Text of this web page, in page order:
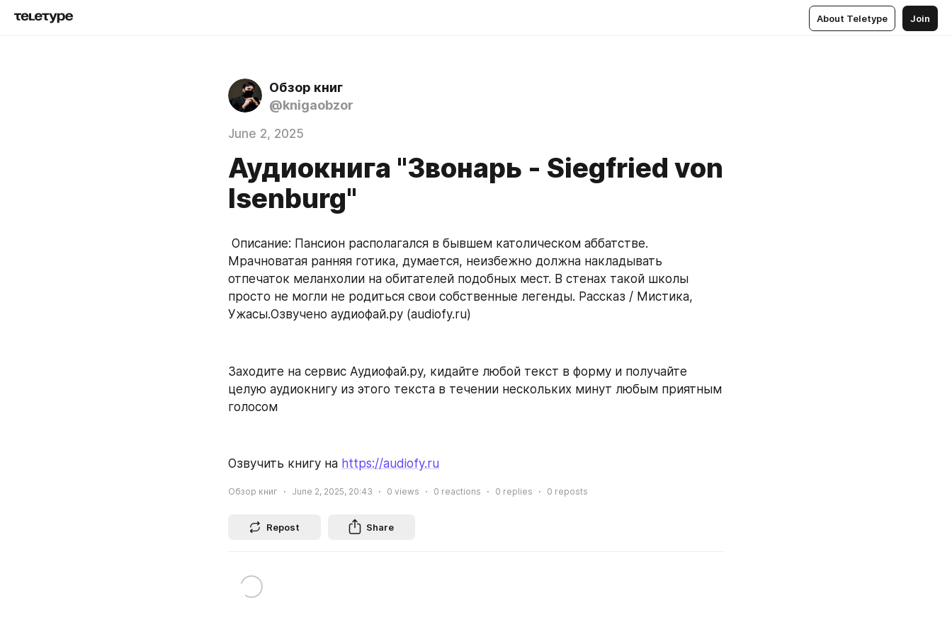
About Teletype Join
Обзор книг
@knigaobzor
June 2, 2025
Аудиокнига "Звонарь - Siegfried von
Isenburg"
Мрачноватая ранняя готика, думается, неизбежно должна накладывать
отпечаток меланхолии на обитателей подобных мест. В стенах такой школы
просто не могли не родиться свои собственные легенды. Рассказ / Мистика,
Ужасы.Озвучено аудиофай.ру (audiofy.ru)
Заходите на сервис Аудиофай.ру, кидайте любой текст в форму и получайте
целую аудиокнигу из этого текста в течении нескольких минут любым приятным
голосом
Озвучить книгу на https://audiofy.ru
Обзор книг June 2, 2025, 20:43 0 views 0 reactions 0 replies 0 reposts
Repost Share